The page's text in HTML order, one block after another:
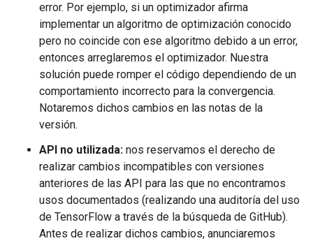
error. Por ejemplo, si un optimizador afirma
implementar un algoritmo de optimización conocido
pero no coincide con ese algoritmo debido a un error,
entonces arreglaremos el optimizador. Nuestra
solución puede romper el código dependiendo de un
comportamiento incorrecto para la convergencia.
Notaremos dichos cambios en las notas de la
versión.
API no utilizada: nos reservamos el derecho de
realizar cambios incompatibles con versiones
anteriores de las API para las que no encontramos
usos documentados (realizando una auditoría del uso
de TensorFlow a través de la búsqueda de GitHub).
Antes de realizar dichos cambios, anunciaremos